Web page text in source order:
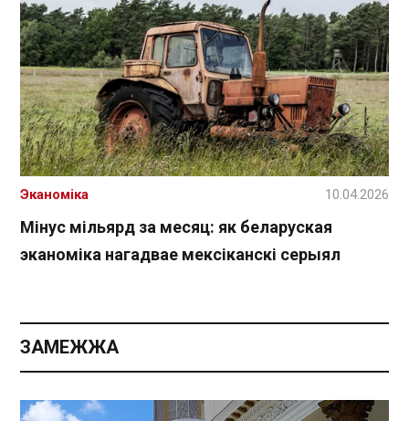
Мінус мільярд за месяц: як беларуская
эканоміка нагадвае мексіканскі серыял
Эканоміка 10.04.2026
ЗАМЕЖЖА